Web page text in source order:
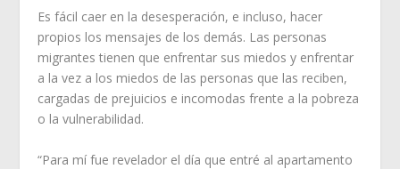
Es fácil caer en la desesperación, e incluso, hacer
propios los mensajes de los demás. Las personas
migrantes tienen que enfrentar sus miedos y enfrentar
a la vez a los miedos de las personas que las reciben,
cargadas de prejuicios e incomodas frente a la pobreza
o la vulnerabilidad.
“Para mí fue revelador el día que entré al apartamento